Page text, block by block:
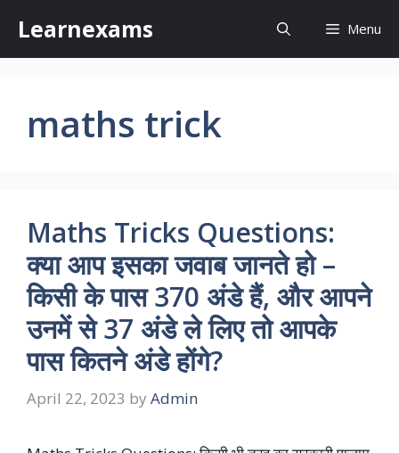
content
Learnexams Menu
maths trick
Maths Tricks Questions:
क्‍या आप इसका जवाब जानते हो –
किसी के पास 370 अंडे हैं, और आपने
उनमें से 37 अंडे ले लिए तो आपके
पास कितने अंडे होंगे?
April 22, 2023 by Admin